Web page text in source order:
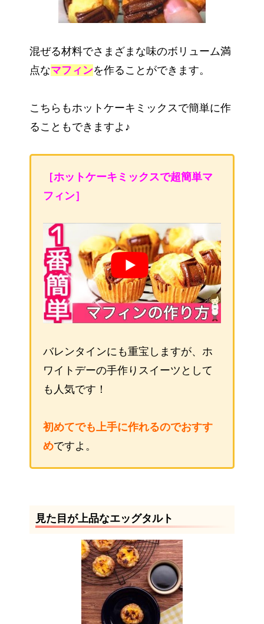
混ぜる材料でさまざまな味のボリューム満
点なマフィンを作ることができます。
こちらもホットケーキミックスで簡単に作
ることもできますよ♪
［ホットケーキミックスで超簡単マ
フィン］
バレンタインにも重宝しますが、ホ
ワイトデーの手作りスイーツとして
も人気です！
初めてでも上手に作れるのでおすす
めですよ。
見た目が上品なエッグタルト